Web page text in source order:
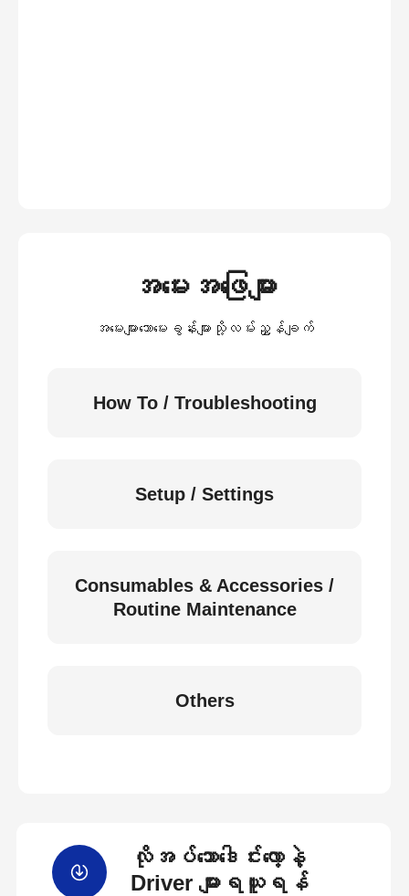
အမေးအဖြေများ
အမေးများသောမေးခွန်းများသို့လမ်းညွှန်ချက်
How To / Troubleshooting
Setup / Settings
Consumables & Accessories /
Routine Maintenance
Others
လိုအပ်သောဒေါင်းလော့နဲ့
Driver များရယူရန်